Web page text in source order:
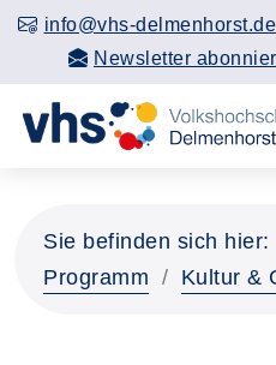
info@vhs-delmenhorst.de
Newsletter
Sie befinden sich hier:
Programm
Kultur &